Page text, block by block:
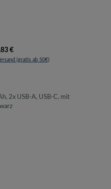
Preis:
€
(gratis ab 50€)